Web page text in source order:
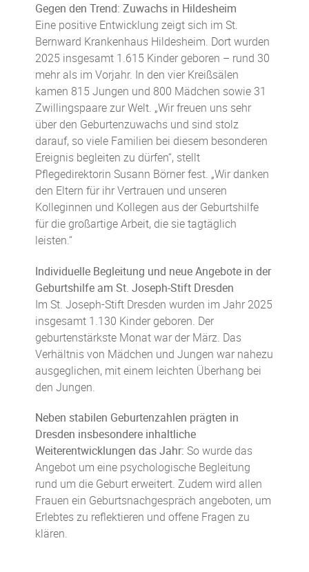
Gegen den Trend: Zuwachs in Hildesheim
Eine positive Entwicklung zeigt sich im St.
Bernward Krankenhaus Hildesheim. Dort wurden
2025 insgesamt 1.615 Kinder geboren – rund 30
mehr als im Vorjahr. In den vier Kreißsälen
kamen 815 Jungen und 800 Mädchen sowie 31
Zwillingspaare zur Welt. „Wir freuen uns sehr
über den Geburtenzuwachs und sind stolz
darauf, so viele Familien bei diesem besonderen
Ereignis begleiten zu dürfen“, stellt
Pflegedirektorin Susann Börner fest. „Wir danken
den Eltern für ihr Vertrauen und unseren
Kolleginnen und Kollegen aus der Geburtshilfe
für die großartige Arbeit, die sie tagtäglich
leisten.“
Individuelle Begleitung und neue Angebote in der
Geburtshilfe am St. Joseph-Stift Dresden
Im St. Joseph-Stift Dresden wurden im Jahr 2025
insgesamt 1.130 Kinder geboren. Der
geburtenstärkste Monat war der März. Das
Verhältnis von Mädchen und Jungen war nahezu
ausgeglichen, mit einem leichten Überhang bei
den Jungen.
Neben stabilen Geburtenzahlen prägten in
Dresden insbesondere inhaltliche
Weiterentwicklungen das Jahr: So wurde das
Angebot um eine psychologische Begleitung
rund um die Geburt erweitert. Zudem wird allen
Frauen ein Geburtsnachgespräch angeboten, um
Erlebtes zu reflektieren und offene Fragen zu
klären.